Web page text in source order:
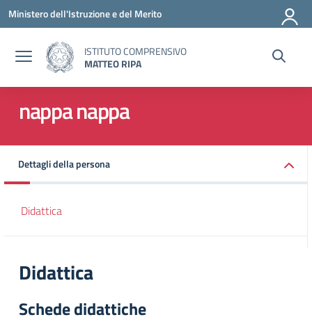
Vai ai contenuti
Vai al menu di navigazione
Vai al footer
Ministero dell'Istruzione e del Merito
ISTITUTO COMPRENSIVO
MATTEO RIPA
nappa nappa
Dettagli della persona
Didattica
Didattica
Schede didattiche